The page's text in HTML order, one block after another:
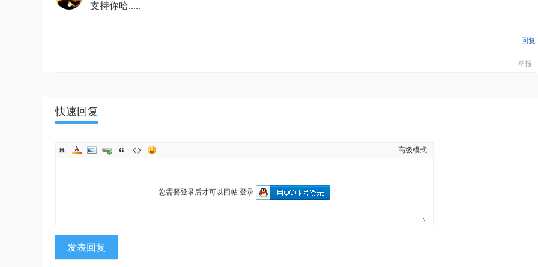
支持你哈.....
回复
举报
快速回复
高级模式
您需要登录后才可以回帖 登录
发表回复